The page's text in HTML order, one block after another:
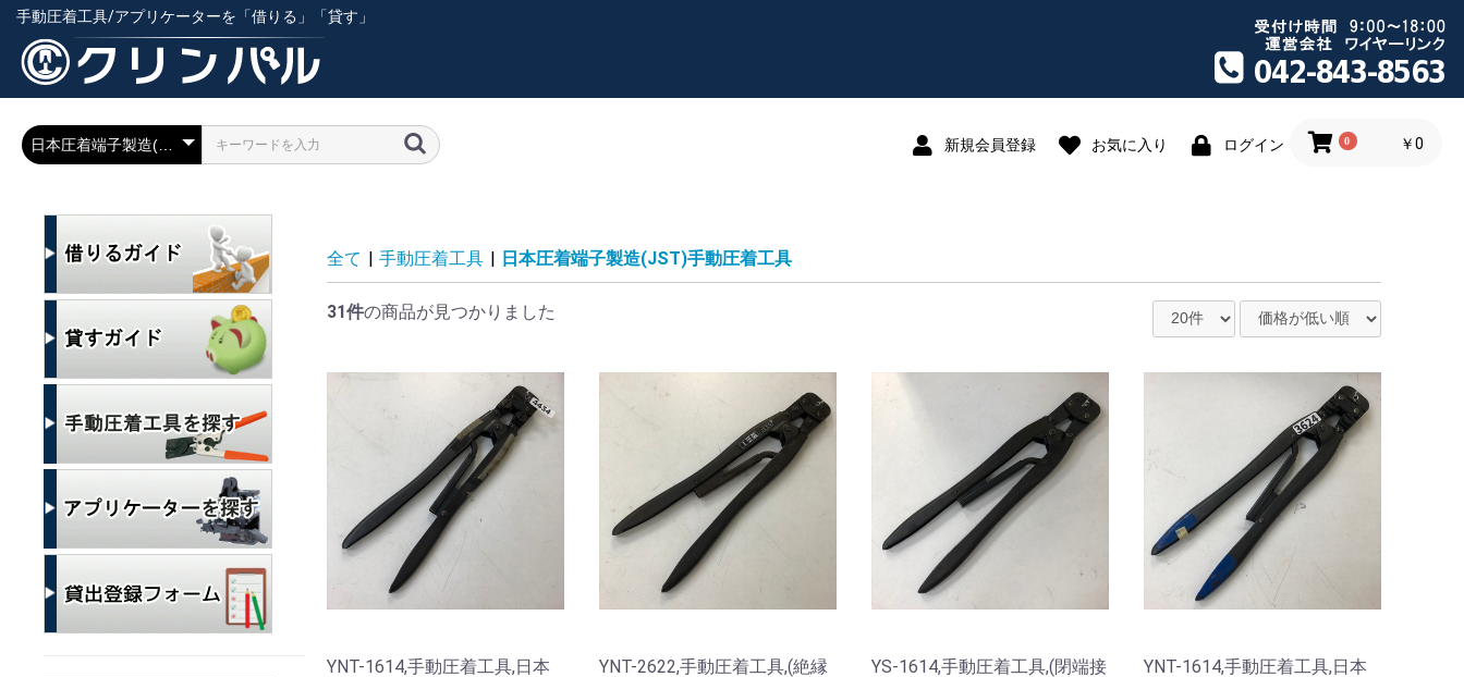
手動圧着工具/アプリケーターを「借りる」「貸す」
新規会員登録 お気に入り ログイン 0 ￥0
全て | 手動圧着工具 | 日本圧着端子製造(JST)手動圧着工具
31件の商品が見つかりました
YNT-1614,手動圧着工具,日本
YNT-2622,手動圧着工具,(絶縁
YS-1614,手動圧着工具,(閉端接
YNT-1614,手動圧着工具,日本